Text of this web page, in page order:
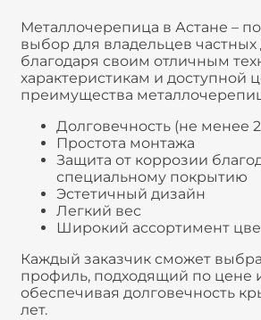
Металлочерепица в Астане –
выбор для владельцев
благодаря своим отличным
характеристикам и доступной
преимущества
Долговечность (не менее
Простота монтажа
Защита от коррозии
специальному покрытию
Эстетичный дизайн
Легкий вес
Широкий ассортимент
Каждый заказчик сможет
профиль, подходящий по цене
обеспечивая долговечность
лет.